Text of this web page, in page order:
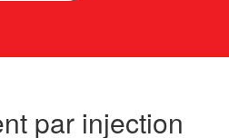
par injection